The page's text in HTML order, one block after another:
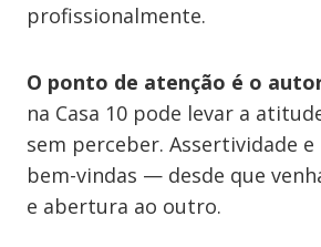
profissionalmente.
O ponto de atenção é o
na Casa 10 pode levar a
sem perceber. Assertividade e
bem-vindas — desde que
e abertura ao outro.